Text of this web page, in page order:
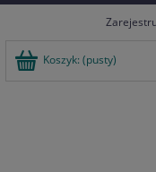
Koszyk: (pusty)